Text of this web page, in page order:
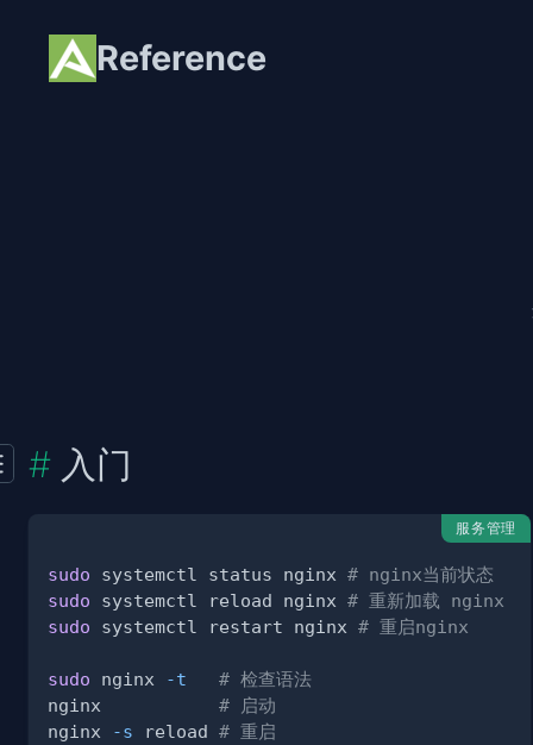
Reference
入门
服务管理
sudo systemctl status nginx # nginx当前状态
sudo systemctl reload nginx # 重新加载 nginx
sudo systemctl restart nginx # 重启nginx
sudo nginx -t
# 检查语法
nginx # 启动
nginx
-s reload # 重启